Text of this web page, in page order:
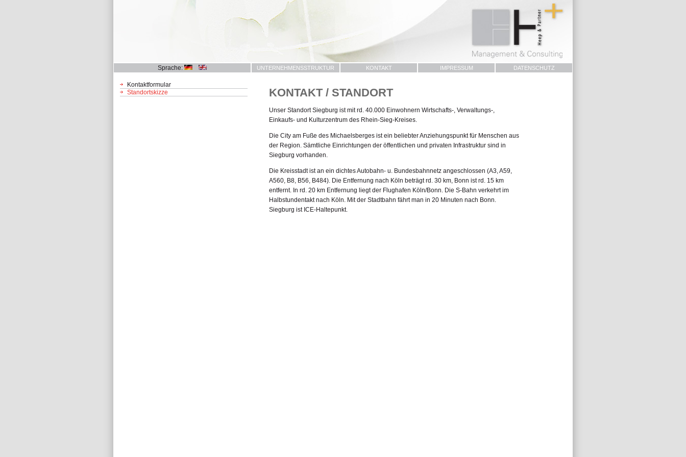
Sprache: UNTERNEHMENSSTRUKTUR KONTAKT IMPRESSUM DATENSCHUTZ
Kontaktformular
Standortskizze
KONTAKT / STANDORT
Unser Standort Siegburg ist mit rd. 40.000 Einwohnern Wirtschafts-, Verwaltungs-,
Einkaufs- und Kulturzentrum des Rhein-Sieg-Kreises.
Die City am Fuße des Michaelsberges ist ein beliebter Anziehungspunkt für Menschen aus
der Region. Sämtliche Einrichtungen der öffentlichen und privaten Infrastruktur sind in
Siegburg vorhanden.
Die Kreisstadt ist an ein dichtes Autobahn- u. Bundesbahnnetz angeschlossen (A3, A59,
A560, B8, B56, B484). Die Entfernung nach Köln beträgt rd. 30 km, Bonn ist rd. 15 km
entfernt. In rd. 20 km Entfernung liegt der Flughafen Köln/Bonn. Die S-Bahn verkehrt im
Halbstundentakt nach Köln. Mit der Stadtbahn fährt man in 20 Minuten nach Bonn.
Siegburg ist ICE-Haltepunkt.